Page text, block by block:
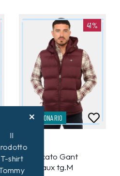
41%
CAMPIONARIO
GANT
Smanicato Gant
Bordeaux tg.M
Il
T-shirt